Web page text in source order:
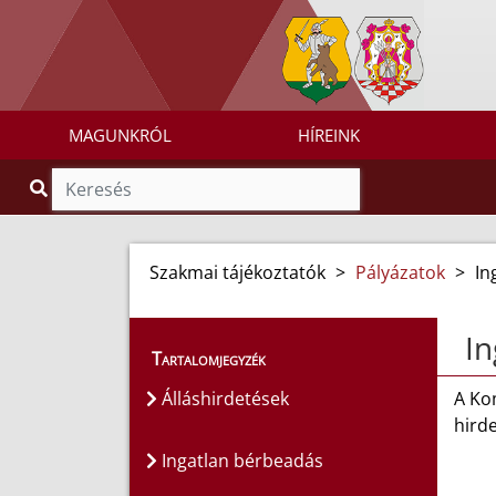
MAGUNKRÓL HÍREINK
Szakmai tájékoztatók > Pályázatok >
Tartalomjegyzék
Álláshirdetések
Ingatlan bérbeadás
A